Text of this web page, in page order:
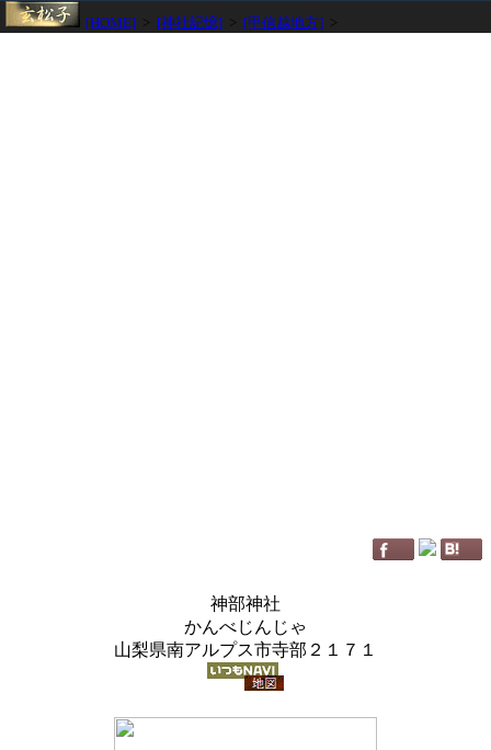
[HOME] [神社記憶] [甲信越地方]
神部神社
かんべじんじゃ
山梨県南アルプス市寺部２１７１